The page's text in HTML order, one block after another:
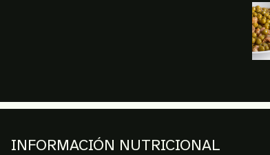
INFORMACIÓN NUTRICIONAL